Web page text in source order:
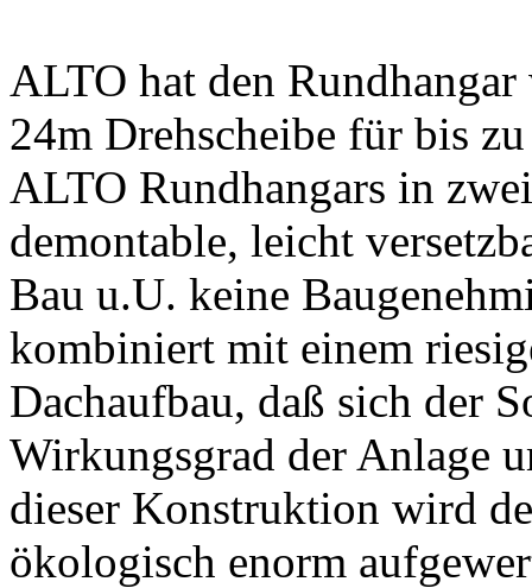
ALTO hat den
24m Drehscheibe für bis
ALTO Rundhangars in
demontable, leicht
Bau u.U. keine
kombiniert mit einem
Dachaufbau, daß sich der
Wirkungsgrad der Anlage
dieser Konstruktion wird
ökologisch enorm